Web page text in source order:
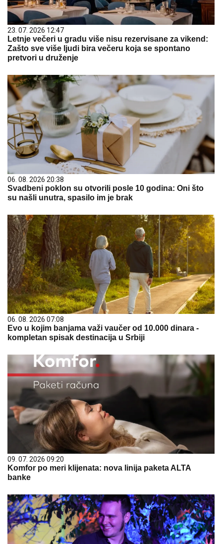
23. 07. 2026 12:47
Letnje večeri u gradu više nisu rezervisane za vikend:
Zašto sve više ljudi bira večeru koja se spontano
pretvori u druženje
06. 08. 2026 20:38
Svadbeni poklon su otvorili posle 10 godina: Oni što
su našli unutra, spasilo im je brak
06. 08. 2026 07:08
Evo u kojim banjama važi vaučer od 10.000 dinara -
kompletan spisak destinacija u Srbiji
09. 07. 2026 09:20
Komfor po meri klijenata: nova linija paketa ALTA
banke